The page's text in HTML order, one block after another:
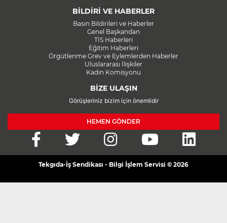
BİLDİRİ VE HABERLER
Basın Bildirileri ve Haberler
Genel Başkandan
TİS Haberleri
Eğitim Haberleri
Örgütlenme Grev ve Eylemlerden Haberler
Uluslararası İlişkiler
Kadın Komisyonu
BİZE ULAŞIN
Görüşleriniz bizim için önemlidir
HEMEN GÖNDER
Tekgıda-İş Sendikası - Bilgi İşlem Servisi © 2026